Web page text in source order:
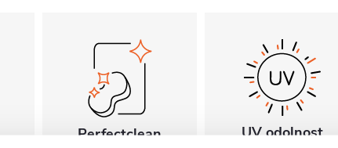
Perfectclean UV odolnost